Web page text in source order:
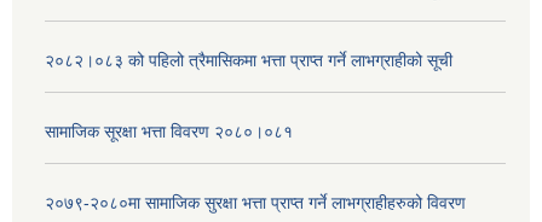
२०८२।०८३ को पहिलो त्रैमासिकमा भत्ता प्राप्‍त गर्ने लाभग्राहीको सूची
सामाजिक सूरक्षा भत्ता विवरण २०८०।०८१
२०७९-२०८०मा सामाजिक सुरक्षा भत्ता प्राप्त गर्ने लाभग्राहीहरुको विवरण